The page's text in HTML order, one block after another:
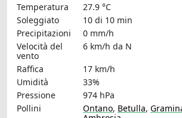
Temperatura
27.9 °C
Soleggiato
10 di 10 min
Precipitazioni
0 mm/h
Velocità del
vento
6 km/h da N
Raffica
17 km/h
Umidità
33%
Pressione
974 hPa
Pollini
Ontano, Betulla,